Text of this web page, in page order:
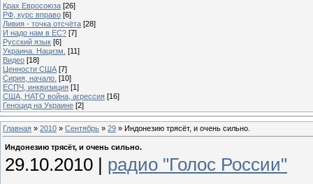
Крах Евросоюза [26]
РФ, курс вправо [6]
Ливия - точка отсчёта [28]
И надо нам в ЕС? [7]
Русский язык [6]
Украина. Нацизм. [11]
Видео [18]
Ценности США [7]
Сирия, начало. [10]
ЕСПЧ, инквизиция [1]
США, НАТО война, агрессия [16]
Геноцид на Украине [2]
Главная » 2010 » Сентябрь » 29 » Индонезию трясёт, и очень сильно.
Индонезию трясёт, и очень сильно.
29.10.2010 | радио "Голос России"